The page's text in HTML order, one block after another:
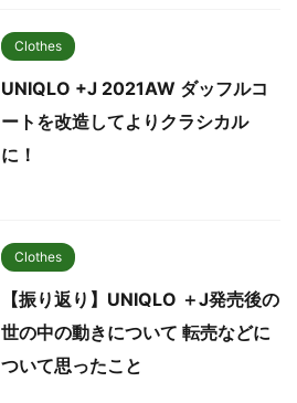
Clothes
UNIQLO +J 2021AW ダッフルコ
ートを改造してよりクラシカル
に！
Clothes
【振り返り】UNIQLO ＋J発売後の
世の中の動きについて 転売などに
ついて思ったこと